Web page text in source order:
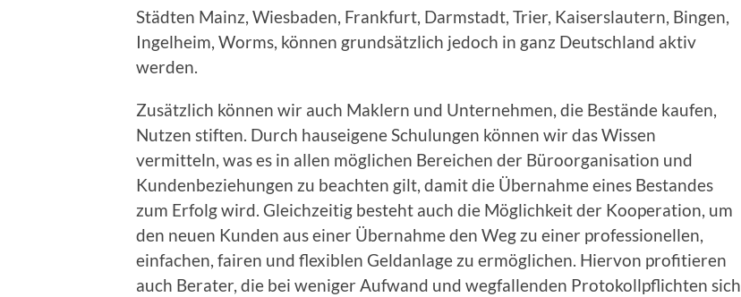
Städten Mainz, Wiesbaden, Frankfurt, Darmstadt, Trier, Kaiserslautern, Bingen,
Ingelheim, Worms, können grundsätzlich jedoch in ganz Deutschland aktiv
werden.
Zusätzlich können wir auch Maklern und Unternehmen, die Bestände kaufen,
Nutzen stiften. Durch hauseigene Schulungen können wir das Wissen
vermitteln, was es in allen möglichen Bereichen der Büroorganisation und
Kundenbeziehungen zu beachten gilt, damit die Übernahme eines Bestandes
zum Erfolg wird. Gleichzeitig besteht auch die Möglichkeit der Kooperation, um
den neuen Kunden aus einer Übernahme den Weg zu einer professionellen,
einfachen, fairen und flexiblen Geldanlage zu ermöglichen. Hiervon profitieren
auch Berater, die bei weniger Aufwand und wegfallenden Protokollpflichten sich